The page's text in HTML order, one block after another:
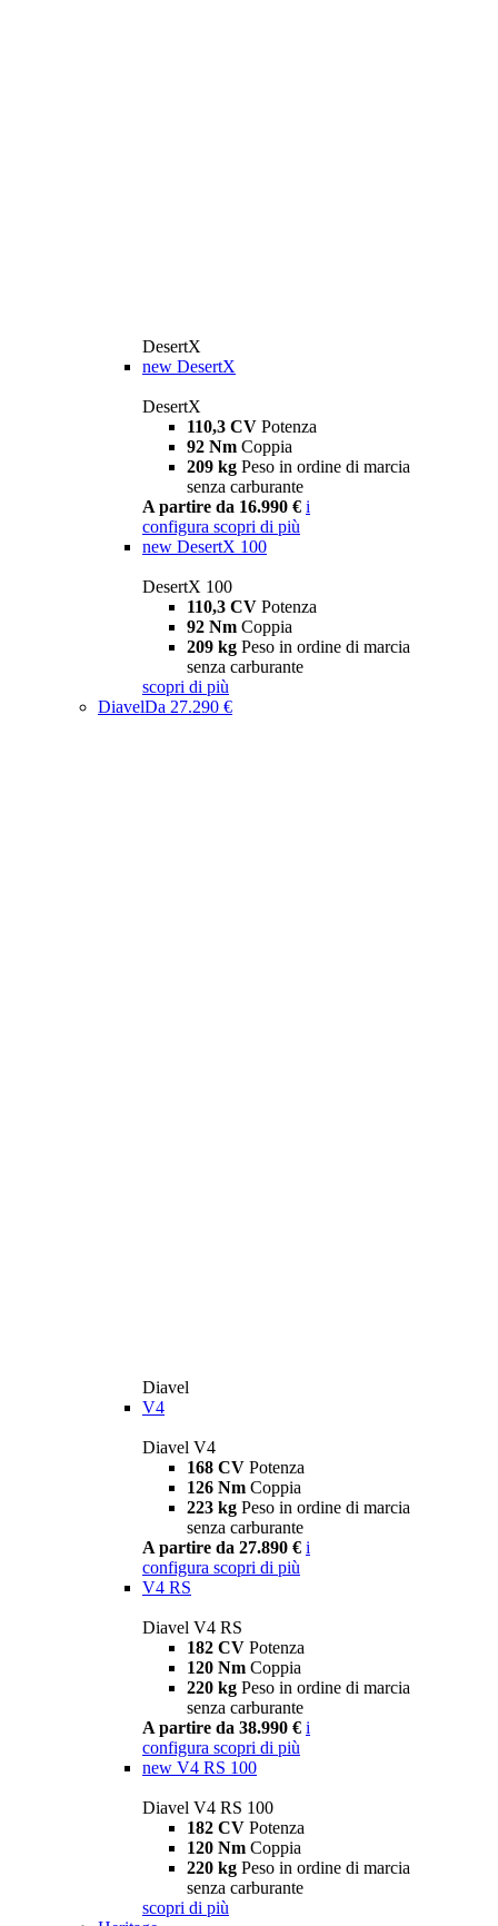
DesertX
new DesertX
DesertX
110,3 CV Potenza
92 Nm Coppia
209 kg Peso in ordine di marcia
senza carburante
A partire da 16.990 € i
configura scopri di più
new DesertX 100
DesertX 100
110,3 CV Potenza
92 Nm Coppia
209 kg Peso in ordine di marcia
senza carburante
scopri di più
DiavelDa 27.290 €
Diavel
V4
Diavel V4
168 CV Potenza
126 Nm Coppia
223 kg Peso in ordine di marcia
senza carburante
A partire da 27.890 € i
configura scopri di più
V4 RS
Diavel V4 RS
182 CV Potenza
120 Nm Coppia
220 kg Peso in ordine di marcia
senza carburante
A partire da 38.990 € i
configura scopri di più
new V4 RS 100
Diavel V4 RS 100
182 CV Potenza
120 Nm Coppia
220 kg Peso in ordine di marcia
senza carburante
scopri di più